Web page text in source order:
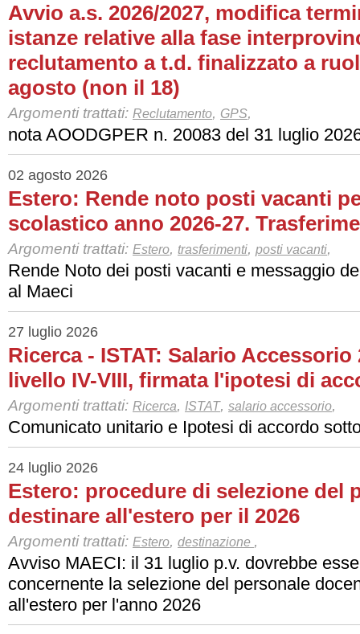
Avvio a.s. 2026/2027, modifica
istanze relative alla fase
reclutamento a t.d. finalizzato a
agosto (non il 18)
Argomenti trattati: Reclutamento, GPS,
nota AOODGPER n. 20083 del 31 luglio
02 agosto 2026
Estero: Rende noto posti vacanti
scolastico anno 2026-27.
Argomenti trattati: Estero, trasferimenti, posti vacanti,
Rende Noto dei posti vacanti e messaggio
al Maeci
27 luglio 2026
Ricerca - ISTAT: Salario Accessorio
livello IV-VIII, firmata l'ipotesi di
Argomenti trattati: Ricerca, ISTAT, salario accessorio,
Comunicato unitario e Ipotesi di accordo
24 luglio 2026
Estero: procedure di selezione del
destinare all'estero per il 2026
Argomenti trattati: Estero, destinazione ,
Avviso MAECI: il 31 luglio p.v. dovrebbe
concernente la selezione del personale
all'estero per l'anno 2026